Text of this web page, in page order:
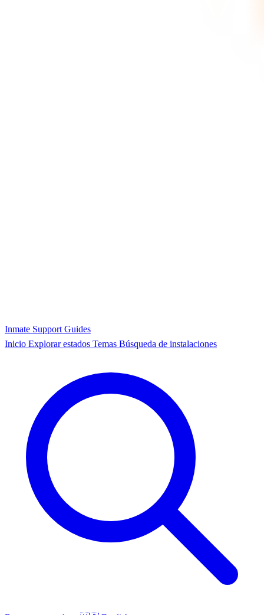
Inmate Support Guides
Inicio Explorar estados Temas Búsqueda de instalaciones